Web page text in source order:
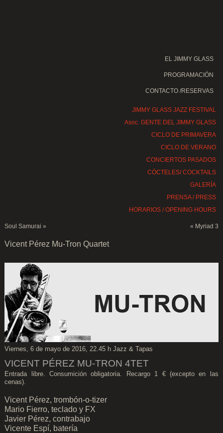
EL JIMMY GLASS
PROGRAMACIÓN
CONTACTO /RESERVAS
JIMMY GLASS JAZZ FESTIVAL
Asoc. GENTE DEL JIMMY GLASS
CICLO DE PRIMAVERA
CICLO DE VERANO
CONCIERTOS PASADOS
CÓCTELES/ COCKTAILS
GALERÍA
PRENSA / PRESS
HORARIOS / OPENING HOURS
Soul Samurai » « Myriad 3
Vicent Pérez Mu-Tron Quartet
Viernes, 6 de mayo de 2016, 22.45 h Jazz & Tapas
VICENT PÉREZ MU-TRON 4TET
Entrada libre. Consumición obligatoria. Recargo 1 € (excepto en las
cenas).
Vicent Pérez, trombón-o-tizer
Mario Fierro, teclado y FX
Javier Pérez, contrabajo
Vicente Espí, batería